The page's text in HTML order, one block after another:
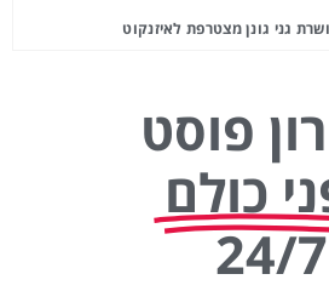
גני גונן מצטרפת לאיזנקוט
פוסט
כולם
24/7